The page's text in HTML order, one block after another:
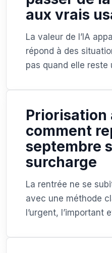
aux vrais
La valeur de l’IA
répond à des
pas quand elle reste
Priorisation
comment
septembre
surcharge
La rentrée ne se
avec une méthode
l’urgent, l’important